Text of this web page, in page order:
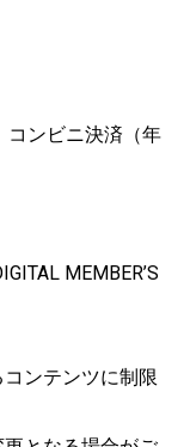
コンビニ決済（年
MEMBER’S
ンテンツに制限